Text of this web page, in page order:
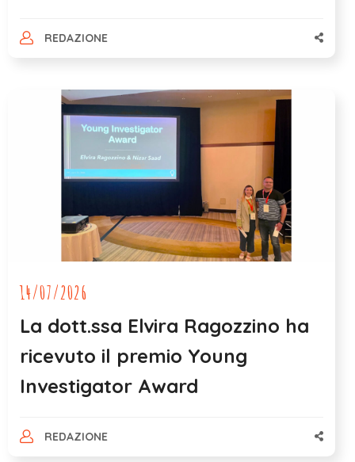
REDAZIONE
14/07/2026
La dott.ssa Elvira Ragozzino ha
ricevuto il premio Young
Investigator Award
REDAZIONE